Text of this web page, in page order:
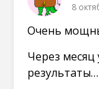
8
Очень
Через
результаты…